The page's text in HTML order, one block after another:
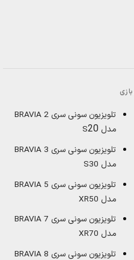
تلویزیون سونی سری BRAVIA 2
مدل S 20
تلویزیون سونی سری BRAVIA 3
مدل S30
تلویزیون سونی سری BRAVIA 5
مدل XR50
تلویزیون سونی سری BRAVIA 7
مدل XR70
تلویزیون سونی سری BRAVIA 8